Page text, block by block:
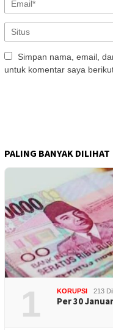
Simpan nama, email,
untuk komentar saya
PALING BANYAK DILIHAT
1 KORUPSI 213
Per 30